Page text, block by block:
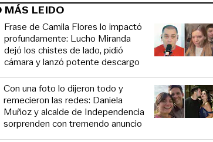
MÁS LEIDO
Frase de Camila Flores lo impactó
profundamente: Lucho Miranda
dejó los chistes de lado, pidió
cámara y lanzó potente descargo
Con una foto lo dijeron todo y
remecieron las redes: Daniela
Muñoz y alcalde de Independencia
sorprenden con tremendo anuncio